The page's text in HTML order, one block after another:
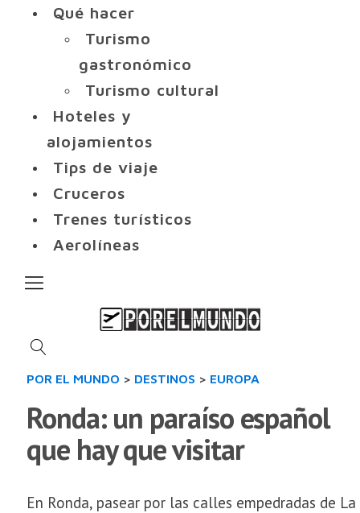
Qué hacer
Turismo
gastronómico
Turismo cultural
Hoteles y
alojamientos
Tips de viaje
Cruceros
Trenes turísticos
Aerolíneas
POR EL MUNDO > DESTINOS > EUROPA
Ronda: un paraíso español
que hay que visitar
En Ronda, pasear por las calles empedradas de La